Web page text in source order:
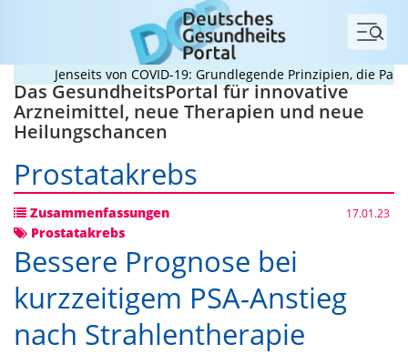
Menü
Jenseits von COVID-19: Grundlegende Prinzipien, die
Das GesundheitsPortal für innovative
Arzneimittel, neue Therapien und neue
Heilungschancen
Prostatakrebs
Zusammenfassungen 17.01.23
Prostatakrebs
Bessere Prognose bei
kurzzeitigem PSA-Anstieg
nach Strahlentherapie